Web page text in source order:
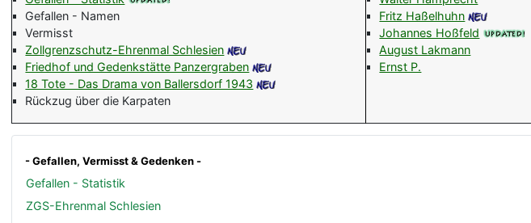
- Gefallen, Vermisst & Gedenken -
Gefallen - Statistik
ZGS-Ehrenmal Schlesien
Gefallen - Namen
Vermisst
Zollgrenzschutz-Ehrenmal Schlesien
Friedhof und Gedenkstätte Panzergraben
18 Tote - Das Drama von Ballersdorf 1943
Rückzug über die Karpaten
Fritz Haßelhuhn
Johannes Hoßfeld
August Lakmann
Ernst P.